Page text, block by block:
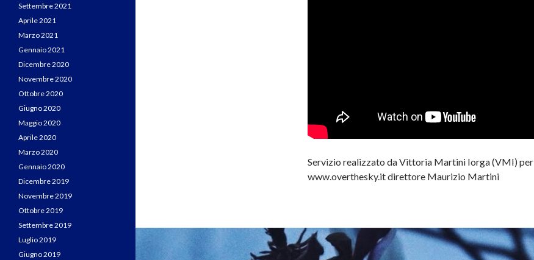
Servizio realizzato da Vittoria Martini Iorga (VMI) per
www.overthesky.it direttore Maurizio Martini
Settembre 2021
Aprile 2021
Marzo 2021
Gennaio 2021
Dicembre 2020
Novembre 2020
Ottobre 2020
Giugno 2020
Maggio 2020
Aprile 2020
Marzo 2020
Gennaio 2020
Dicembre 2019
Novembre 2019
Ottobre 2019
Settembre 2019
Luglio 2019
Giugno 2019